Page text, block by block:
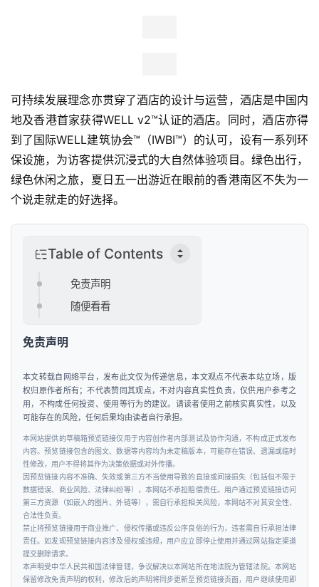
首
页
新
商
业
观
察
投
资
人
智
能
汽
车
出
行
可持续发展理念亦贯穿了酒店的设计与运营，酒店是中国内
地及香港首家获得WELL v2™认证的酒店。同时，酒店亦得
到了国际WELL建筑协会™（IWBI™）的认可，设有一系列环
保设施，为访客提供沉浸式的大自然体验项目。绿色出行，
绿色休闲之旅，夏日五一出游近在眼前的香港南区不失为一
个说走就走的好选择。
Table of Contents
免责声明
随便看看
免责声明
本文转载自网络平台，发布此文仅为传递信息，本文观点不代表本站立场，版
权归原作者所有；不代表赞同其观点，不对内容真实性负责，仅供用户参考之
用，不构成任何投资、使用等行为的建议。请读者使用之前核实真实性，以及
可能存在的风险，任何后果均由读者自行承担。
本网站提供的草稿箱预览链接仅用于内容创作者内部测试及协作沟通，不构成正式发布
内容。预览链接包含的图文、数据等内容均为未定稿版本，可能存在错误、遗漏或临时
性修改，用户不得将其作为决策依据或对外传播。
因预览链接内容不准确、失效或第三方不当使用导致的直接或间接损失（包括但不限于
数据错误、商业风险、法律纠纷等），本网站不承担赔偿责任。用户通过预览链接访问
第三方资源（如嵌入的图片、外链等），需自行承担相关风险，本网站不对其安全性、
合法性负责。
禁止将预览链接用于商业推广、侵权传播或违反公序良俗的行为，违者需自行承担法律
责任。如发现预览链接内容涉及侵权或违规，用户应立即停止使用并通过网站指定渠道
提交删除请求。
本声明受中华人民共和国法律管辖，争议解决以本网站所在地法院为管辖法院。本网站
保留修改免责声明的权利，修改后的声明将同步更新至预览链接页面，用户继续使用即